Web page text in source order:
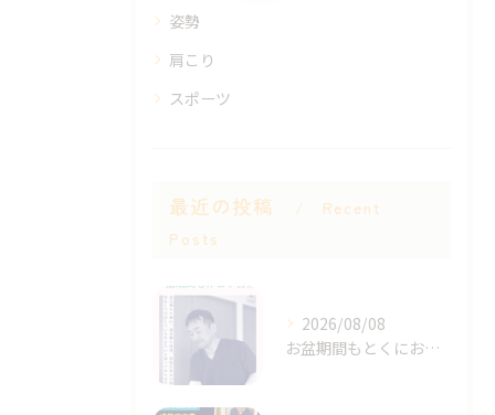
姿勢
肩こり
スポーツ
最近の投稿
Recent
Posts
2026/08/08
お盆期間もとくにお休みは決めず